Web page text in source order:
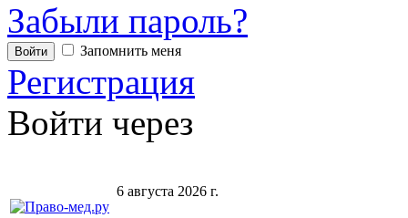
Забыли пароль?
Запомнить меня
Регистрация
Войти через
6 августа 2026 г.